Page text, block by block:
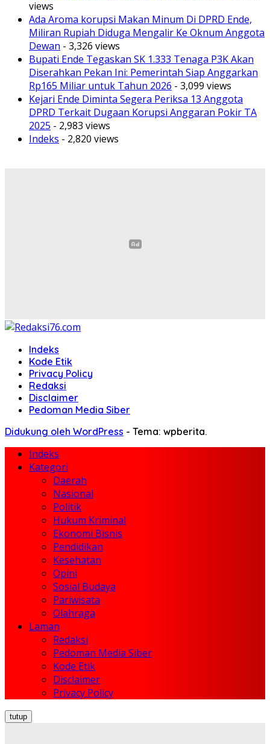
views
Ada Aroma korupsi Makan Minum Di DPRD Ende,
Miliran Rupiah Diduga Mengalir Ke Oknum Anggota
Dewan - 3,326 views
Bupati Ende Tegaskan SK 1.333 Tenaga P3K Akan
Diserahkan Pekan Ini: Pemerintah Siap Anggarkan
Rp165 Miliar untuk Tahun 2026 - 3,099 views
Kejari Ende Diminta Segera Periksa 13 Anggota
DPRD Terkait Dugaan Korupsi Anggaran Pokir TA
2025 - 2,983 views
Indeks - 2,820 views
Indeks
Kode Etik
Privacy Policy
Redaksi
Disclaimer
Pedoman Media Siber
Didukung oleh WordPress - Tema: wpberita.
Indeks
Kategori
Daerah
Nasional
Politik
Hukum Kriminal
Ekonomi Bisnis
Pendidikan
Kesehatan
Opini
Sosial Budaya
Pariwisata
Olahraga
Laman
Redaksi
Pedoman Media Siber
Kode Etik
Disclaimer
Privacy Policy
tutup